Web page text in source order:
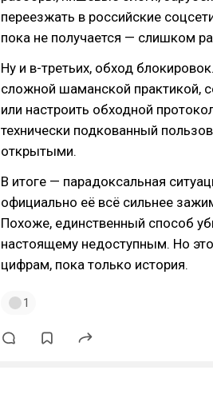
переезжать в российские
пока не получается — слишком
Ну и в-третьих, обход
сложной шаманской практикой,
или настроить обходной
технически подкованный
открытыми.
В итоге — парадоксальная
официально её всё сильнее
Похоже, единственный способ
настоящему недоступным. Но
цифрам, пока только история.
1